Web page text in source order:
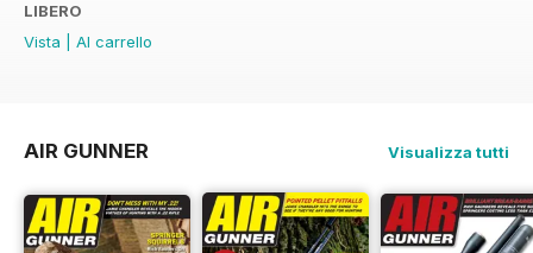
LIBERO
Vista
Al carrello
AIR GUNNER Visualizza tutti